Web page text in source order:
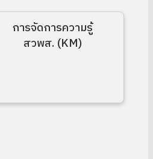
การจัดการความรู้
สวพส. (KM)